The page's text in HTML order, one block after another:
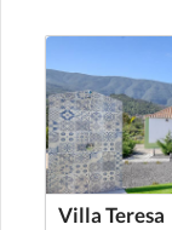
Villa Teresa